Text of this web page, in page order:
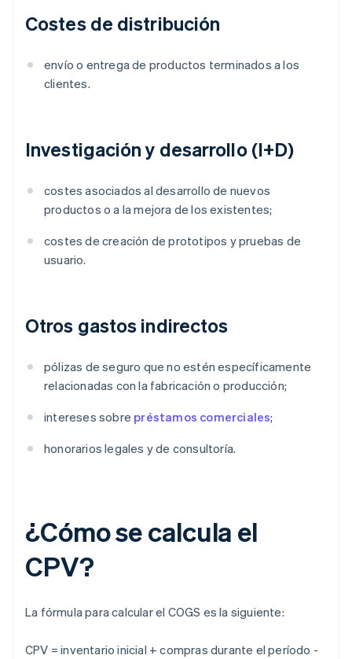
Costes de distribución
envío o entrega de productos terminados a los
clientes.
Investigación y desarrollo (I+D)
costes asociados al desarrollo de nuevos
productos o a la mejora de los existentes;
costes de creación de prototipos y pruebas de
usuario.
Otros gastos indirectos
pólizas de seguro que no estén específicamente
relacionadas con la fabricación o producción;
intereses sobre préstamos comerciales;
honorarios legales y de consultoría.
¿Cómo se calcula el
CPV?
La fórmula para calcular el COGS es la siguiente:
CPV = inventario inicial + compras durante el período -